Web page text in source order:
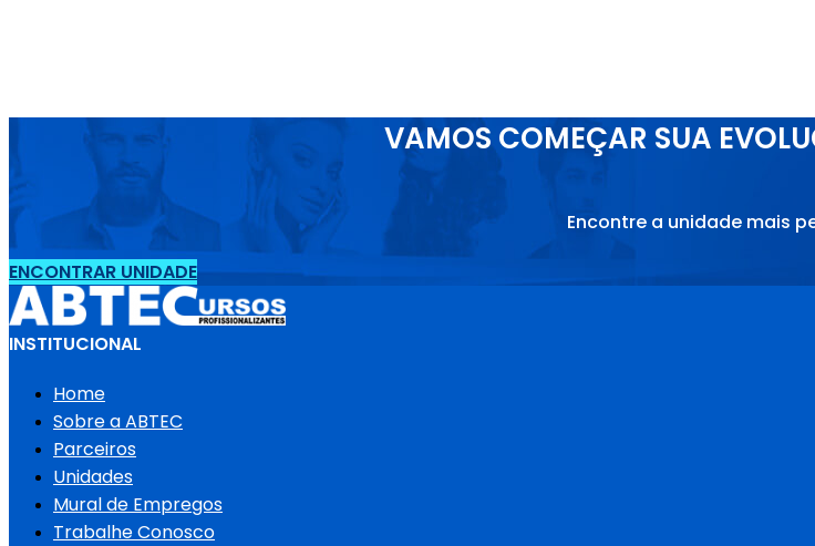
VAMOS COMEÇAR SUA
Encontre a unidade mais
ENCONTRAR UNIDADE
INSTITUCIONAL
Home
Sobre a ABTEC
Parceiros
Unidades
Mural de Empregos
Trabalhe Conosco